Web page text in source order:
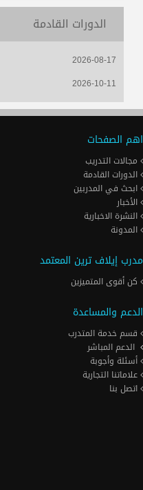
الدورات القادمة
2026-08-17
2026-10-11
اهم الصفحات
مجالات التدريب
الدورات القادمة
ابحث في المدربين
الأخبار
النشرة الاخبارية
المدونة
مدرب إيلاف ترين المعتمد
كن أقوى المتميزين
الدعم والمساعدة
قسم خدمة المتدرب
الدعم المباشر
أسئلة وأجوبة
علاماتنا التجارية
اتصل بنا